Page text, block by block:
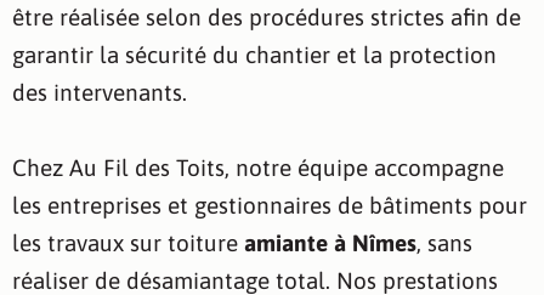
être réalisée selon des procédures strictes afin de
garantir la sécurité du chantier et la protection
des intervenants.
Chez Au Fil des Toits, notre équipe accompagne
les entreprises et gestionnaires de bâtiments pour
les travaux sur toiture amiante à Nîmes, sans
réaliser de désamiantage total. Nos prestations